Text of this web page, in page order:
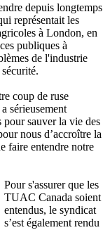
depuis longtemps
représentait les
à London, en
publiques à
de l'industrie
coup de ruse
sérieusement
pour sauver la vie des
nous d’accroître la
faire entendre notre
Pour s'assurer que les
TUAC Canada soient
entendus, le syndicat
s’est également rendu